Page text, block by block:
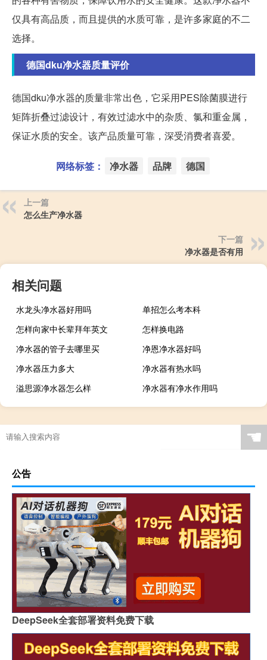
仅具有高品质，而且提供的水质可靠，是许多家庭的不二
选择。
德国dku净水器质量评价
德国dku净水器的质量非常出色，它采用PES除菌膜进行
矩阵折叠过滤设计，有效过滤水中的杂质、氯和重金属，
保证水质的安全。该产品质量可靠，深受消费者喜爱。
网络标签： 净水器 品牌 德国
上一篇
怎么生产净水器
下一篇
净水器是否有用
相关问题
水龙头净水器好用吗
单招怎么考本科
怎样向家中长辈拜年英文
怎样换电路
净水器的管子去哪里买
净恩净水器好吗
净水器压力多大
净水器有热水吗
溢思源净水器怎么样
净水器有净水作用吗
☚
公告
DeepSeek全套部署资料免费下载